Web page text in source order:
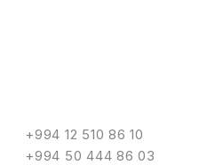
+994 12 510 86 10
+994 50 444 86 03